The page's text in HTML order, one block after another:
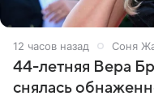
12 часов назад Соня
44-летняя Вера
снялась